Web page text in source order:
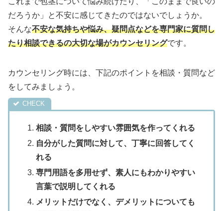
だろうか」と不安に感じてきたのではないでしょうか。
そんな不安な気持ちや悩み、疑問点などを専門家に質問し
たり相談できるの大切な場がカウンセリングです。
カウンセリング時には、下記のポイントを相談・質問など
をしてみましょう。
相談・質問をしやすい雰囲気を作ってくれる
自分がした質問に対して、丁寧に回答してく
れる
専門用語を多用せず、素人にもわかりやすい
言葉で説明してくれる
メリットだけでなく、デメリットについても